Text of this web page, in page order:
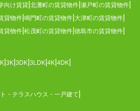
向け賃貸 北灘町の賃貸物件 瀬戸町の賃貸物件
貸物件 鳴門町の賃貸物件 大津町の賃貸物件
貸物件 松茂町の賃貸物件 徳島市の賃貸物件
3K 3DK 3LDK 4K 4DK
・テラスハウス・一戸建て